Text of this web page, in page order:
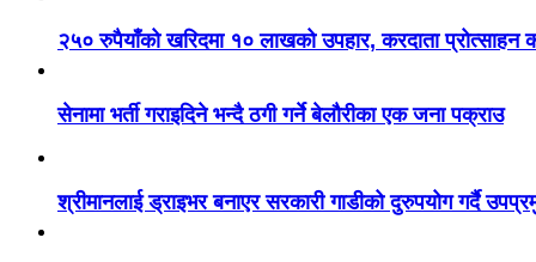
२५० रुपैयाँको खरिदमा १० लाखको उपहार, करदाता प्रोत्साहन
सेनामा भर्ती गराइदिने भन्दै ठगी गर्ने बेलौरीका एक जना पक्राउ
श्रीमानलाई ड्राइभर बनाएर सरकारी गाडीको दुरुपयोग गर्दै